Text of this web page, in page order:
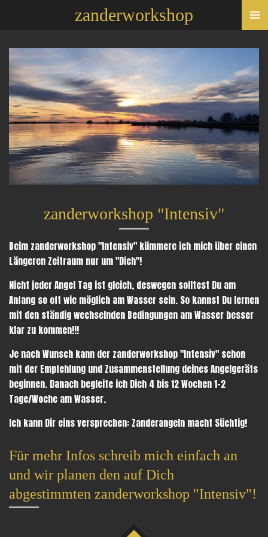
zanderworkshop
zanderworkshop "Intensiv"
Beim zanderworkshop "Intensiv" kümmere ich mich über einen
Längeren Zeitraum nur um "Dich"!
Nicht jeder Angel Tag ist gleich, deswegen solltest Du am
Anfang so oft wie möglich am Wasser sein. So kannst Du lernen
mit den ständig wechselnden Bedingungen am Wasser besser
klar zu kommen!!!
Je nach Wunsch kann der zanderworkshop "Intensiv" schon
mit der Empfehlung und Zusammenstellung deines Angelgeräts
beginnen. Danach begleite ich Dich 4 bis 12 Wochen 1-2
Tage/Woche am Wasser.
Ich kann Dir eins versprechen: Zanderangeln macht Süchtig!
Für mehr Infos schreib mich einfach an
und wir planen den auf Dich
abgestimmten zanderworkshop "Intensiv"!